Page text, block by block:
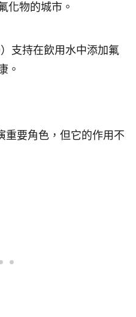
化物的城市。
支持在飲用水中添加氟
。
重要角色，但它的作用不